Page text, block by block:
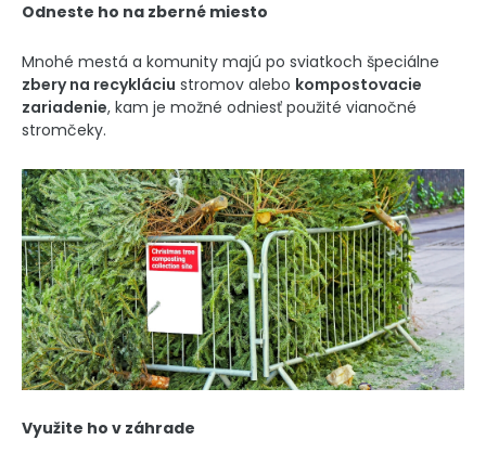
Odneste ho na zberné miesto
Mnohé mestá a komunity majú po sviatkoch špeciálne
zbery na recykláciu stromov alebo kompostovacie
zariadenie, kam je možné odniesť použité vianočné
stromčeky.
Využite ho v záhrade